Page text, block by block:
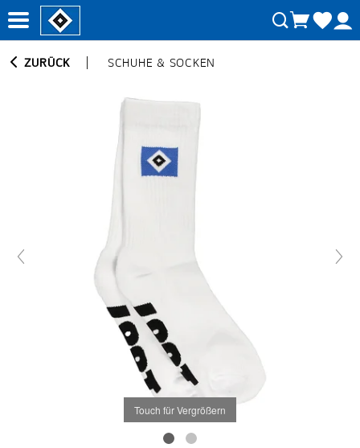
ZURÜCK SCHUHE & SOCKEN
Touch für Vergrößern